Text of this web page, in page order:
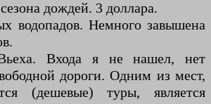
дождей. 3 доллара.
водопадов. Немного завышена
Входа я не нашел, нет
дороги. Одним из мест,
(дешевые) туры, является